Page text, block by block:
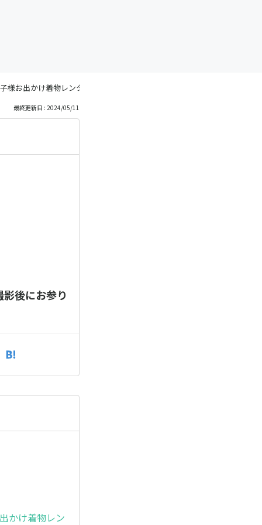
お出かけ着物レンタル
最終更新日 : 2024/05/11
後にお参り
かけ着物レン